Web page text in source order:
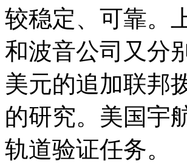
较稳定、可靠。
和波音公司又分
美元的追加联邦
的研究。美国宇
轨道验证任务。